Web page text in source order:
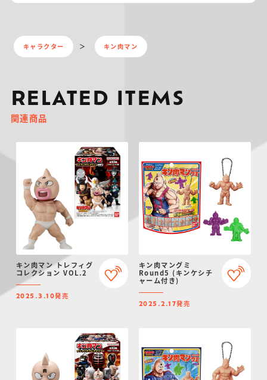
キャラクター キン肉マン
RELATED ITEMS
関連商品
キン肉マン トレフィグ
コレクション VOL.2
2025.3.10発売
キン肉マングミ
Round5 (キンケシチ
ャーム付き)
2025.2.17発売